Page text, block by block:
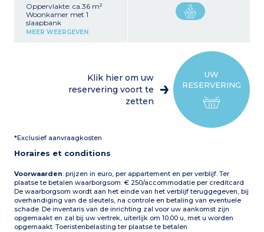
Oppervlakte: ca.36 m²
Woonkamer met 1
slaapbank
Kitchenette met koelkast,
tweepersoonsbed (140x190
Apart toilet
parasol en
Airconditioning
MEER WEERGEVEN
UW
RESERVERING
Klik hier om uw
reservering voort te
zetten
*Exclusief aanvraagkosten
Horaires et conditions
Voorwaarden: prijzen in euro, per appartement en per verblijf. Ter
plaatse te betalen waarborgsom: € 250/accommodatie per creditcard
De waarborgsom wordt aan het einde van het verblijf teruggegeven, bij
overhandiging van de sleutels, na controle en betaling van eventuele
schade. De inventaris van de inrichting zal voor uw aankomst zijn
opgemaakt en zal bij uw vertrek, uiterlijk om 10.00 u, met u worden
opgemaakt. Toeristenbelasting ter plaatse te betalen